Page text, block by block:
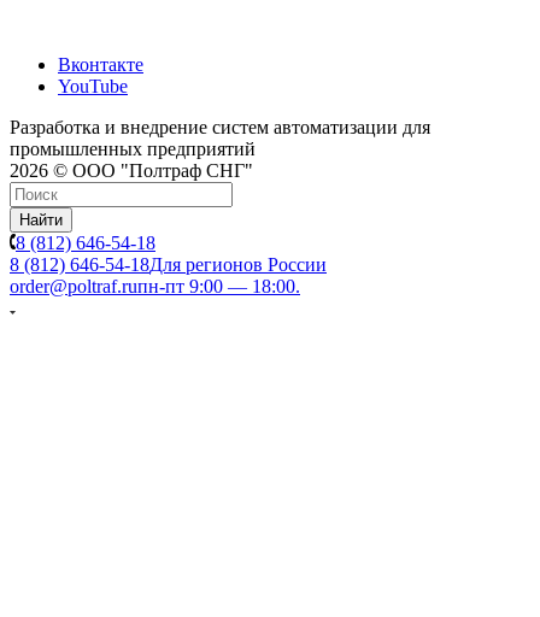
Вконтакте
YouTube
Разработка и внедрение систем автоматизации для
промышленных предприятий
2026 © ООО "Полтраф СНГ"
Найти
8 (812) 646-54-18
8 (812) 646-54-18Для регионов России
order@poltraf.ruпн-пт 9:00 — 18:00.